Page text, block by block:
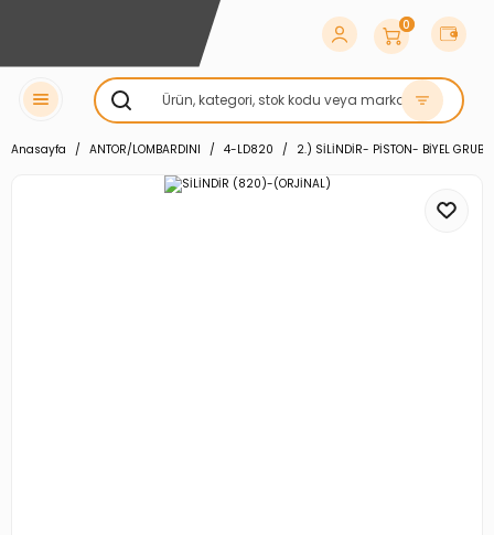
0
Anasayfa ANTOR/LOMBARDINI 4-LD820 2.) SİLİNDİR- PİSTON- BİYEL GRUBU